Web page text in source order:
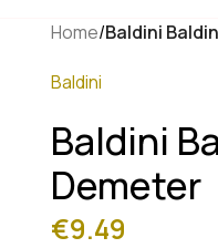
Home/Baldini
Baldini
Baldini
Demeter
€9.49